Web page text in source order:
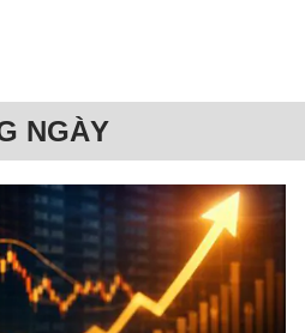
NGÀY